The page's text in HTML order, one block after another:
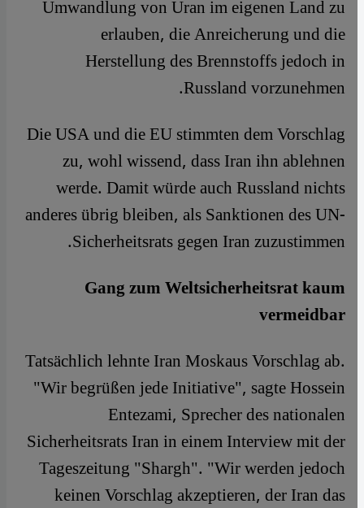
Umwandlung von Uran im eigenen Land zu
erlauben, die Anreicherung und die
Herstellung des Brennstoffs jedoch in
Russland vorzunehmen.
Die USA und die EU stimmten dem Vorschlag
zu, wohl wissend, dass Iran ihn ablehnen
werde. Damit würde auch Russland nichts
anderes übrig bleiben, als Sanktionen des UN-
Sicherheitsrats gegen Iran zuzustimmen.
Gang zum Weltsicherheitsrat kaum
vermeidbar
Tatsächlich lehnte Iran Moskaus Vorschlag ab.
"Wir begrüßen jede Initiative", sagte Hossein
Entezami, Sprecher des nationalen
Sicherheitsrats Iran in einem Interview mit der
Tageszeitung "Shargh". "Wir werden jedoch
keinen Vorschlag akzeptieren, der Iran das